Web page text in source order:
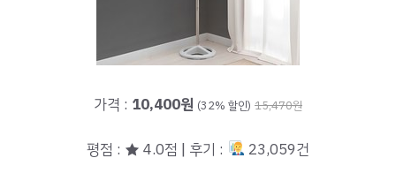
가격 : 10,400원 (32% 할인) 15,470원
평점 : ★ 4.0점 | 후기 : 23,059건